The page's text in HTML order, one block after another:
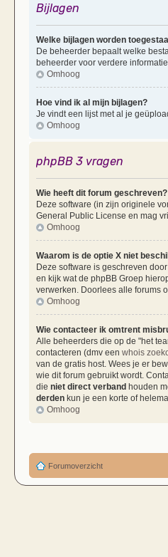
Bijlagen
Welke bijlagen worden
De beheerder bepaalt welke
beheerder voor verdere informatie.
Omhoog
Hoe vind ik al mijn bijlagen?
Je vindt een lijst met al je
Omhoog
phpBB 3 vragen
Wie heeft dit forum geschreven?
Deze software (in zijn originele
General Public License en mag
Omhoog
Waarom is de optie X niet
Deze software is geschreven
en kijk wat de phpBB Groep
verwerken. Doorlees alle forums
Omhoog
Wie contacteer ik omtrent
Alle beheerders die op de "het
contacteren (dmv een whois
van de gratis host. Wees je er
wie dit forum gebruikt wordt.
die niet direct verband houden
derden kun je een korte of
Omhoog
Forumoverzicht